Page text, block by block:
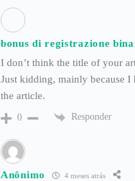
bonus di registrazione
I don’t think the title of your
Just kidding, mainly because I
the article.
0 Responder
Anônimo 4 meses atrás